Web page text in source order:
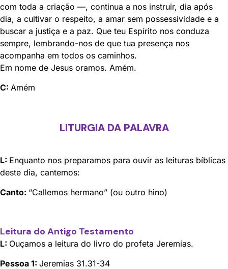
com toda a criação —, continua a nos instruir, dia após
dia, a cultivar o respeito, a amar sem possessividade e a
buscar a justiça e a paz. Que teu Espírito nos conduza
sempre, lembrando-nos de que tua presença nos
acompanha em todos os caminhos.
Em nome de Jesus oramos. Amém.
C: Amém
LITURGIA DA PALAVRA
L: Enquanto nos preparamos para ouvir as leituras bíblicas
deste dia, cantemos:
Canto: “Callemos hermano” (ou outro hino)
Leitura do Antigo Testamento
L: Ouçamos a leitura do livro do profeta Jeremias.
Pessoa 1: Jeremias 31.31-34